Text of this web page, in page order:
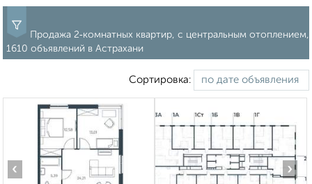
Продажа 2‑комнатных квартир, с центральным отоплением,
1610 объявлений в Астрахани
Сортировка:
‹ ›